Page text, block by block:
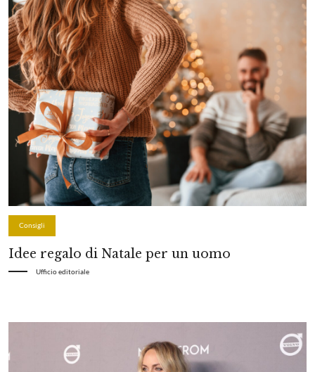
Consigli
Idee regalo di Natale per un uomo
Ufficio editoriale